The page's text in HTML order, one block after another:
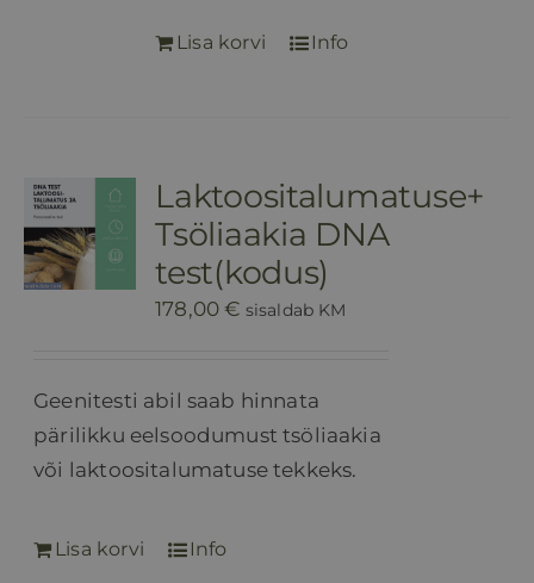
Lisa korvi Info
Laktoositalumatuse+
Tsöliaakia DNA
test(kodus)
178,00€ sisaldab KM
Geenitesti abil saab hinnata
pärilikku eelsoodumust tsöliaakia
või laktoositalumatuse tekkeks.
Lisa korvi Info